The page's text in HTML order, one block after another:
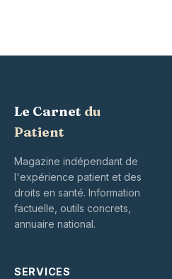
Le Carnet du
Patient
Magazine indépendant de
l'expérience patient et des
droits en santé. Information
factuelle, outils concrets,
annuaire national.
SERVICES